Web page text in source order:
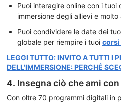
Puoi interagire online con i
immersione degli allievi e molto
Puoi condividere le date dei
globale per riempire i tuoi corsi
LEGGI TUTTO: INVITO A TUTTI I
DELL'IMMERSIONE: PERCHÉ
4. Insegna ciò che ami
Con oltre 70 programmi digitali in